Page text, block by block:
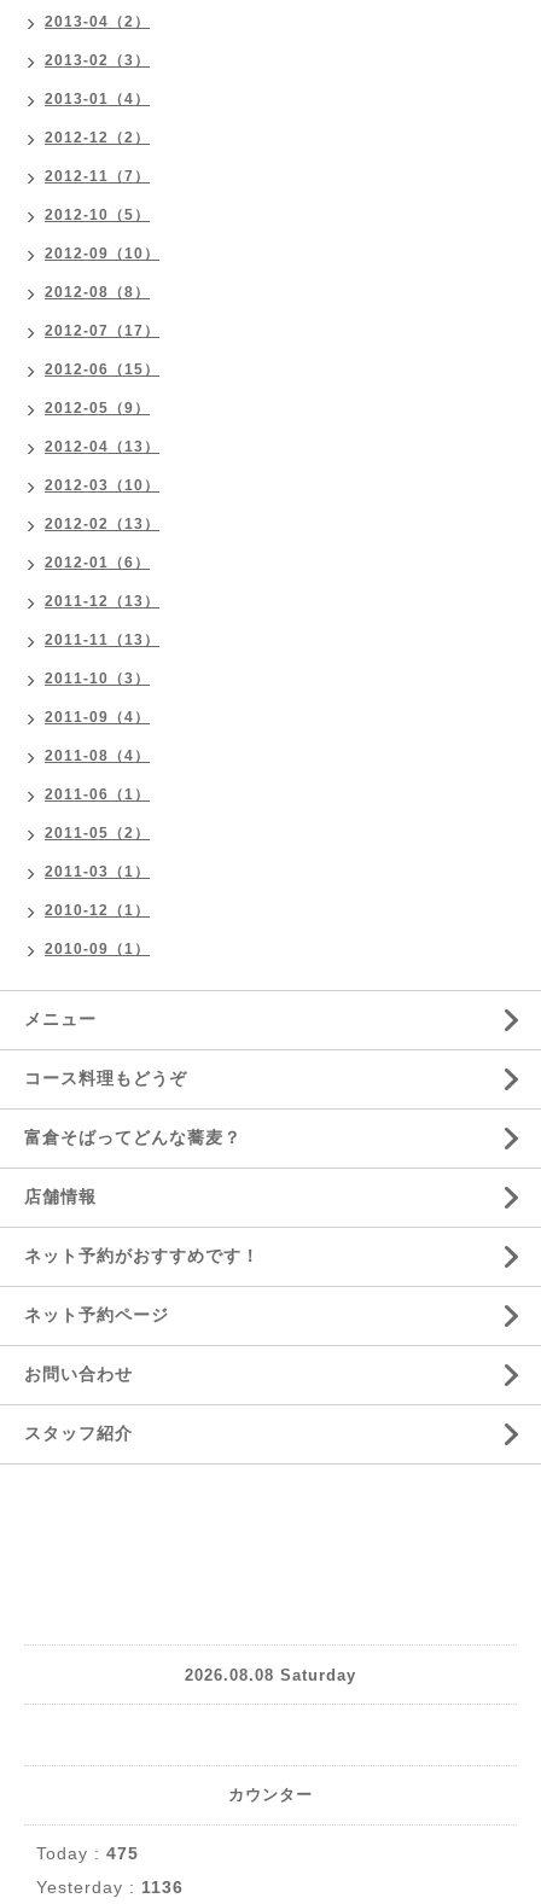
2013-04（2）
2013-02（3）
2013-01（4）
2012-12（2）
2012-11（7）
2012-10（5）
2012-09（10）
2012-08（8）
2012-07（17）
2012-06（15）
2012-05（9）
2012-04（13）
2012-03（10）
2012-02（13）
2012-01（6）
2011-12（13）
2011-11（13）
2011-10（3）
2011-09（4）
2011-08（4）
2011-06（1）
2011-05（2）
2011-03（1）
2010-12（1）
2010-09（1）
メニュー
コース料理もどうぞ
富倉そばってどんな蕎麦？
店舗情報
ネット予約がおすすめです！
ネット予約ページ
お問い合わせ
スタッフ紹介
2026.08.08 Saturday
カウンター
Today : 475
Yesterday : 1136